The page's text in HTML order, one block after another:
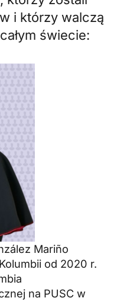
i którzy walczą
świecie:
Mariño
od 2020 r.
na PUSC w